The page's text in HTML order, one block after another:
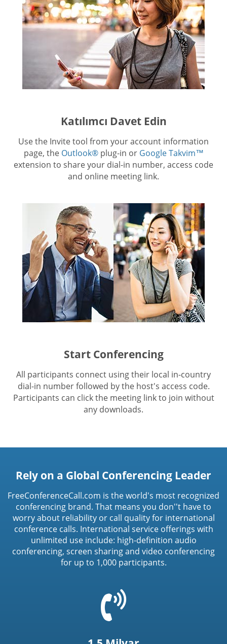
Katılımcı Davet Edin
Use the Invite tool from your account information
page, the Outlook®plug-in or Google Takvim™
extension to share your dial-in number, access code
and online meeting link.
Start Conferencing
All participants connect using their local in-country
dial-in number followed by the host's access code.
Participants can click the meeting link to join without
any downloads.
Rely on a Global Conferencing Leader
FreeConferenceCall.com is the world's most recognized
conferencing brand. That means you don''t have to
worry about reliability or call quality for international
conference calls. International service offerings with
unlimited use include: high-definition audio
conferencing, screen sharing and video conferencing
for up to 1,000 participants.
t('common.phone_icon')